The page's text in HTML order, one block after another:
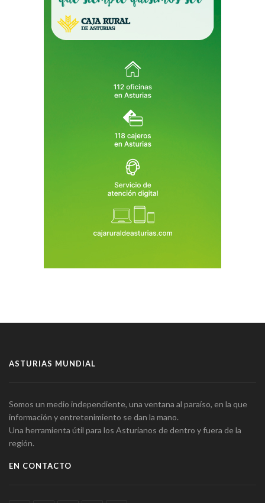
ASTURIAS MUNDIAL
Somos un medio independiente, una ventana al paraíso, en la que
información y entretenimiento se dan la mano.
Una herramienta útil para los Asturianos de dentro y fuera de la
región.
EN CONTACTO